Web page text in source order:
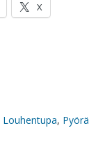
X
Louhentupa,